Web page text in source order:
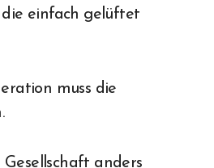
die einfach gelüftet
muss die
anders